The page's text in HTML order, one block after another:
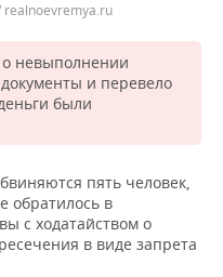
о невыполнении
и перевело
были
пять человек,
обратилось в
с ходатайством о
в виде запрета